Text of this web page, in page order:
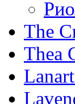
The
Thea